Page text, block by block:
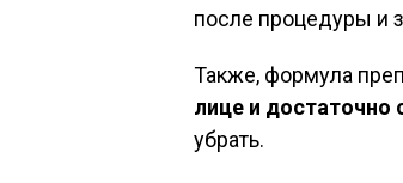
после процедуры и
Также, формула
лице и достаточно
убрать.